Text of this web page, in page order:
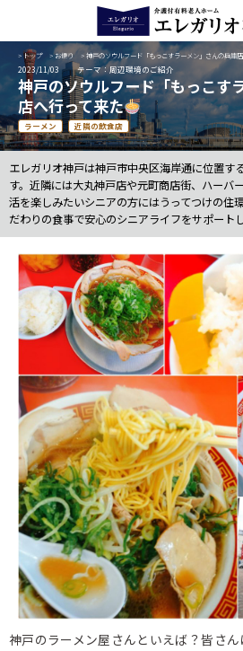
>トップ >お便り > 神戸のソウルフード「もっこすラーメン」さんの兵庫
2023/11/03 テーマ：周辺環境のご紹介
神戸のソウルフード「もっこす
店へ行って来た
ラーメン 近隣の飲食店
エレガリオ神戸は神戸市中央区海岸通に位置す
す。近隣には大丸神戸店や元町商店街、ハーバ
活を楽しみたいシニアの方にはうってつけの住
だわりの食事で安心のシニアライフをサポートし
神戸のラーメン屋さんといえば？皆さ